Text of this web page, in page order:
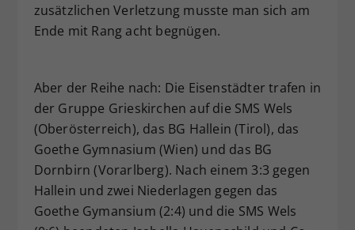
zusätzlichen Verletzung musste man sich am
Ende mit Rang acht begnügen.
Aber der Reihe nach: Die Eisenstädter trafen in
der Gruppe Grieskirchen auf die SMS Wels
(Oberösterreich), das BG Hallein (Tirol), das
Goethe Gymnasium (Wien) und das BG
Dornbirn (Vorarlberg). Nach einem 3:3 gegen
Hallein und zwei Niederlagen gegen das
Goethe Gymansium (2:4) und die SMS Wels